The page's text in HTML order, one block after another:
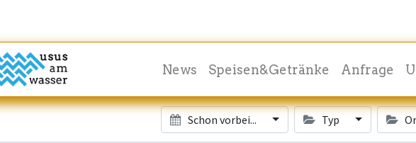
News Speisen&Getränke Anfrage
Schon vorbei... Typ